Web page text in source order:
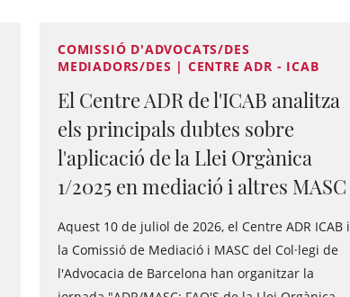
COMISSIÓ D'ADVOCATS/DES
MEDIADORS/DES | CENTRE ADR - ICAB
El Centre ADR de l'ICAB analitza
els principals dubtes sobre
l'aplicació de la Llei Orgànica
1/2025 en mediació i altres MASC
Aquest 10 de juliol de 2026, el Centre ADR ICAB i
la Comissió de Mediació i MASC del Col·legi de
l'Advocacia de Barcelona han organitzar la